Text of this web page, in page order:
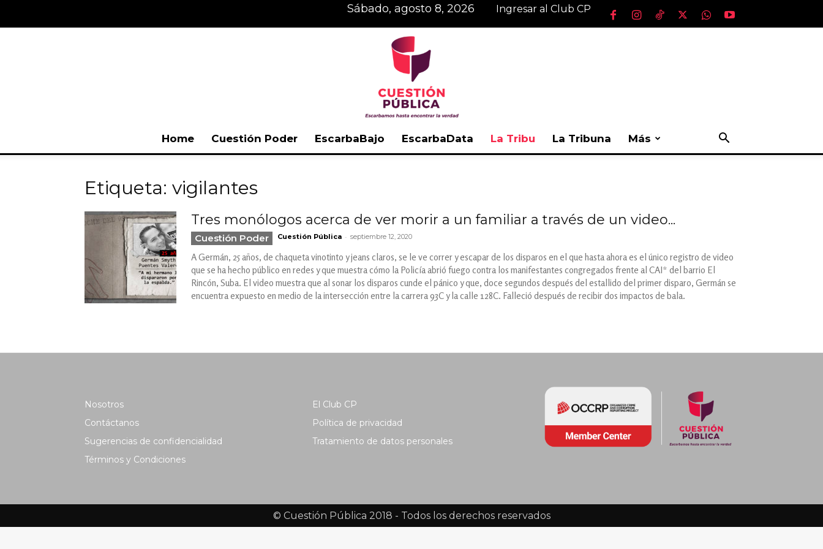
sábado, agosto 8, 2026 Ingresar al Club CP
Home Cuestión Poder EscarbaBajo EscarbaData La Tribu La Tribuna Más
Etiqueta: vigilantes
Tres monólogos acerca de ver morir a un familiar a través de un video...
Cuestión Poder Cuestión Pública - septiembre 12, 2020
A Germán, 25 años, de chaqueta vinotinto y jeans claros, se le ve correr y escapar de los disparos en el que hasta ahora es el único registro de video
que se ha hecho público en redes y que muestra cómo la Policía abrió fuego contra los manifestantes congregados frente al CAI* del barrio El
Rincón, Suba. El video muestra que al sonar los disparos cunde el pánico y que, doce segundos después del estallido del primer disparo, Germán se
encuentra expuesto en medio de la intersección entre la carrera 93C y la calle 128C. Falleció después de recibir dos impactos de bala.
Nosotros
Contáctanos
Sugerencias de confidencialidad
Términos y Condiciones
El Club CP
Política de privacidad
Tratamiento de datos personales
© Cuestión Pública 2018 - Todos los derechos reservados